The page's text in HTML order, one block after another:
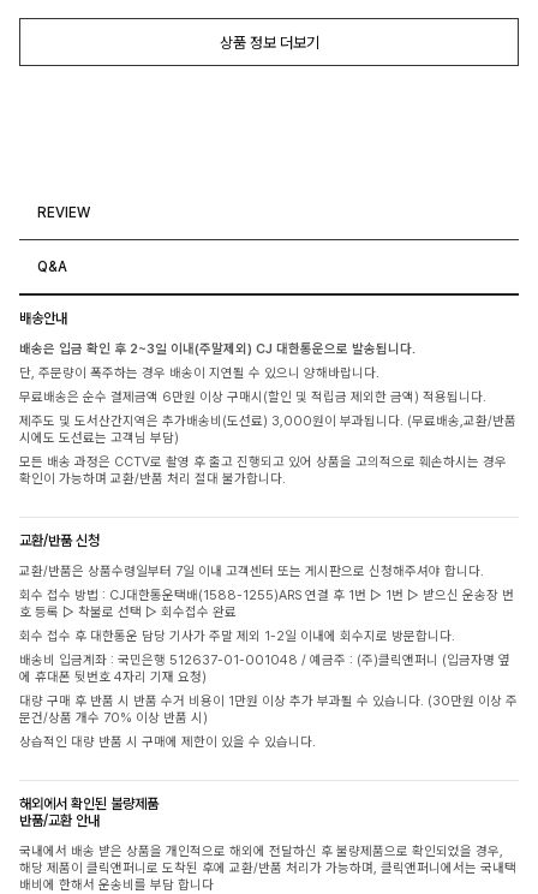
상품 정보 더보기
REVIEW
Q&A
배송안내
배송은 입금 확인 후 2~3일 이내(주말제외) CJ 대한통운으로 발송됩니다.
단, 주문량이 폭주하는 경우 배송이 지연될 수 있으니 양해바랍니다.
무료배송은 순수 결제금액 6만원 이상 구매시(할인 및 적립금 제외한 금액) 적용됩니다.
제주도 및 도서산간지역은 추가배송비(도선료) 3,000원이 부과됩니다. (무료배송,교환/반품
시에도 도선료는 고객님 부담)
모든 배송 과정은 CCTV로 촬영 후 출고 진행되고 있어 상품을 고의적으로 훼손하시는 경우
확인이 가능하며 교환/반품 처리 절대 불가합니다.
교환/반품 신청
교환/반품은 상품수령일부터 7일 이내 고객센터 또는 게시판으로 신청해주셔야 합니다.
회수 접수 방법 : CJ대한통운택배(1588-1255)ARS 연결 후 1번 ▷ 1번 ▷ 받으신 운송장 번
호 등록 ▷ 착불로 선택 ▷ 회수접수 완료
회수 접수 후 대한통운 담당 기사가 주말 제외 1-2일 이내에 회수지로 방문합니다.
배송비 입금계좌 : 국민은행 512637-01-001048 / 예금주 : (주)클릭앤퍼니 (입금자명 옆
에 휴대폰 뒷번호 4자리 기재 요청)
대량 구매 후 반품 시 반품 수거 비용이 1만원 이상 추가 부과될 수 있습니다. (30만원 이상 주
문건/상품 개수 70% 이상 반품 시)
상습적인 대량 반품 시 구매에 제한이 있을 수 있습니다.
해외에서 확인된 불량제품
반품/교환 안내
국내에서 배송 받은 상품을 개인적으로 해외에 전달하신 후 불량제품으로 확인되었을 경우,
해당 제품이 클릭앤퍼니로 도착된 후에 교환/반품 처리가 가능하며, 클릭앤퍼니에서는 국내택
배비에 한해서 운송비를 부담 합니다